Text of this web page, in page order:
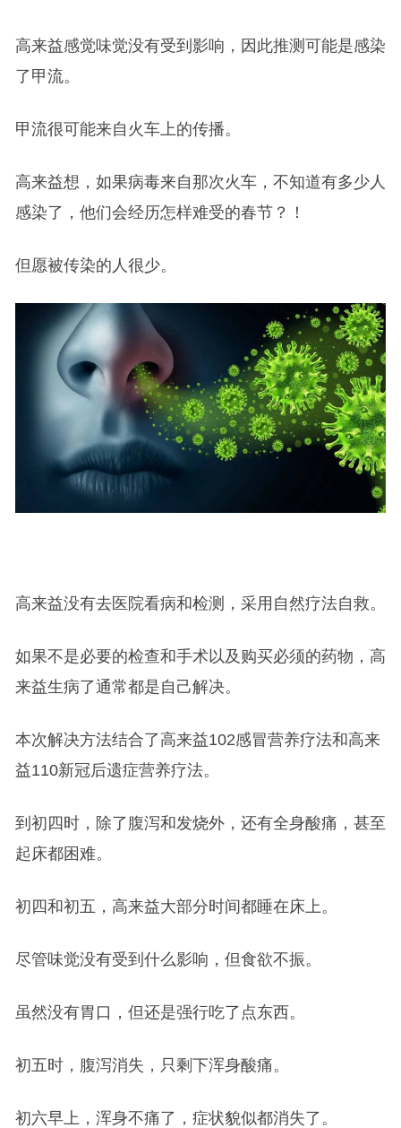
高来益感觉味觉没有受到影响，因此推测可能是感染
了甲流。
甲流很可能来自火车上的传播。
高来益想，如果病毒来自那次火车，不知道有多少人
感染了，他们会经历怎样难受的春节？！
但愿被传染的人很少。
高来益没有去医院看病和检测，采用自然疗法自救。
如果不是必要的检查和手术以及购买必须的药物，高
来益生病了通常都是自己解决。
本次解决方法结合了高来益102感冒营养疗法和高来
益110新冠后遗症营养疗法。
到初四时，除了腹泻和发烧外，还有全身酸痛，甚至
起床都困难。
初四和初五，高来益大部分时间都睡在床上。
尽管味觉没有受到什么影响，但食欲不振。
虽然没有胃口，但还是强行吃了点东西。
初五时，腹泻消失，只剩下浑身酸痛。
初六早上，浑身不痛了，症状貌似都消失了。